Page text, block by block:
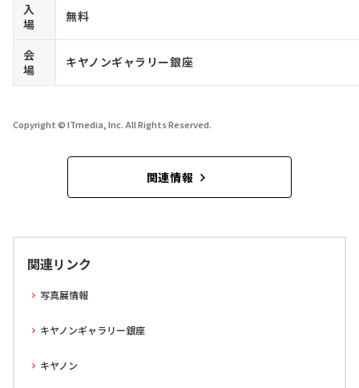
入
場
無料
会
場
キヤノンギャラリー銀座
Copyright © ITmedia, Inc. All Rights Reserved.
関連情報
関連リンク
写真展情報
キヤノンギャラリー銀座
キヤノン